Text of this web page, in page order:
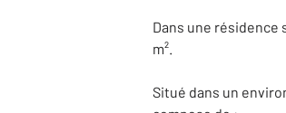
Dans une
m².
Situé dans un